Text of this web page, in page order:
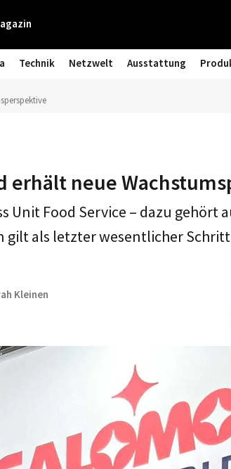
Technik Netzwelt Ausstattung
erhält neue
Unit Food Service – dazu gehört
gilt als letzter wesentlicher
Kleinen